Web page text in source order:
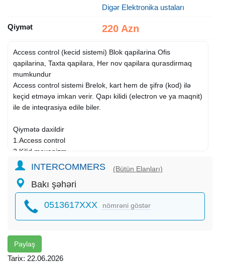
Digər Elektronika ustaları
Qiymət 220 Azn
Access control (kecid sistemi) Blok qapilarina Ofis
qapilarina, Taxta qapilara, Her nov qapilara qurasdirmaq
mumkundur
Access control sistemi Brelok, kart hem de şifrə (kod) ilə
keçid etməyə imkan verir. Qapı kilidi (electron ve ya maqnit)
ile de inteqrasiya edile biler.
Qiymətə daxildir
1.Access control
2.Kilid mexanizm
3.Çıxış düyməsi
5.10 ədəd brelok
BirKart ilə ödəmə imkan var
Acar sozler:Bina domofon sistemi, bina damafon sistemi,
Bina
domafon
control, access control satisi, bina domofon sistemi satisi,
INTERCOMMERS (Bütün Elanları)
Bakı şəhəri
0513617XXX nömrəni göstər
Paylaş
Tarix: 22.06.2026